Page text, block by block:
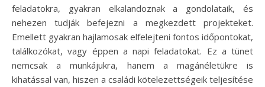
feladatokra, gyakran elkalandoznak a gondolataik, és
nehezen tudják befejezni a megkezdett projekteket.
Emellett gyakran hajlamosak elfelejteni fontos időpontokat,
találkozókat, vagy éppen a napi feladatokat. Ez a tünet
nemcsak a munkájukra, hanem a magánéletükre is
kihatással van, hiszen a családi kötelezettségeik teljesítése